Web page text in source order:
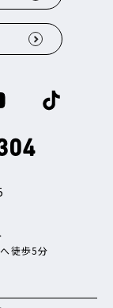
徒歩5分